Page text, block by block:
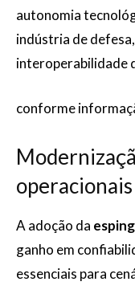
autonomia
indústria de
interoperabilidade
conforme
operacionais
A adoção da
ganho em
essenciais para